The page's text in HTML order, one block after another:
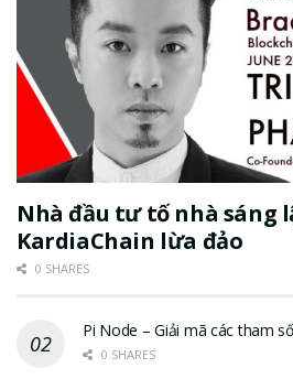
Nhà đầu tư tố nhà sáng
KardiaChain lừa đảo
0 SHARES
Pi Node – Giải mã các tham
0 SHARES